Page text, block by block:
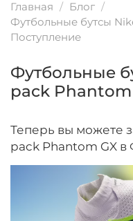
Главная
Блог
Футбольные бутсы
Поступление
Футбольные
pack
Теперь вы можете
pack Phantom GX в